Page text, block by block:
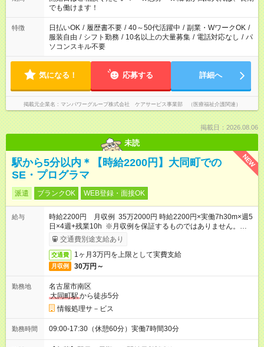
となります ※労働者派遣法（日雇い派遣の原則禁止）により、
短時間・短期間の就業はご案内が難しい場合があります
でも働けます！
特徴 日払いOK / 履歴書不要 / 40～50代活躍中 / 副業・WワークOK /
服装自由 / シフト勤務 / 10名以上の大量募集 / 電話対応なし / パ
ソコンスキル不要
気になる！ 応募する 詳細へ
掲載元企業名 マンパワーグループ株式会社 ケアサービス事業部 （医療福祉介護関連）
掲載日：2026.08.06
未読
NEW
駅から5分以内＊【時給2200円】大同町での
SE・プログラマ
派遣 ブランクOK WEB登録・面接OK
給与
時給2200円 月収例 35万2000円 時給2200円×実働7h30m×週5
日×4週+残業10h ※月収例を保証するものではありません。※給
与即受取りサービス利用可（利用条件有）
交通費別途支給あり
交通費 1ヶ月3万円を上限として実費支給
月収例 30万円～
勤務地
名古屋市南区
大同町駅から徒歩5分
情報処理サ－ビス
勤務時間 09:00-17:30（休憩60分）実働7時間30分